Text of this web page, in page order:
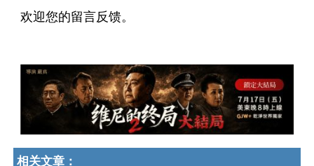
欢迎您的留言反馈。
相关文章：